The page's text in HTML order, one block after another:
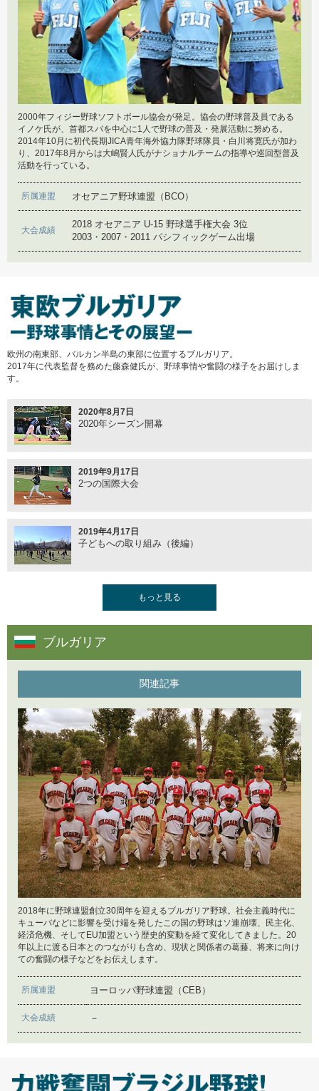
2019年5月22日
第2回ネパール全国野球大会2019
2019年5月4日
北海道ベースボールリーグ
2019年4月15日
国際大会へ、ネパールを応援する人々
2019年3月18日
侍ジャパンシリーズ2019 日本対メキシコ
2019年2月13日
国際交流活動との出会い
2019年1月9日
2018年11月5日
2018年10月26日
2018年9月5日
ネパールでのグラウンド建設
2018年7月2日
東京オリンピックへの道のり
2018年5月8日
PRESIDENTIAL CUP
2018年4月16日
新たなネパール代表チームの選考
日本の大学生との野球交流
2018年2月5日
パキスタン野球連盟カワール・シャー会長を偲ぶ
ネパール野球ソフトボール協会の奮闘
2017年12月6日
2019年1月28日
第2回「ナショナルチームの活動」
2018年12月7日
第1回「フィジー野球の現状」
2017年1月23日
第8回「フィジー野球の2年間を振り返って（後編）」
2016年11月28日
第7回「フィジー野球の2年間を振り返って（前編）」
第6回「第25回 世界少年野球大会 千葉大会～当日編
～」
2016年8月8日
第5回「第25回世界少年野球大会千葉大会～準備編
～」
第4回「コミュニティ地区での野球」
第3回「フィジーに恩返し」
第2回「道具にリスペクトを」
第1回「キャッチボール」
2000年フィジー野球ソフトボール協会が発足。協会の野球普及員である
イノケ氏が、首都スバを中心に1人で野球の普及・発展活動に努める。
2014年10月に初代長期JICA青年海外協力隊野球隊員・白川将寛氏が加わ
り、2017年8月からは大嶋賢人氏がナショナルチームの指導や巡回型普及
活動を行っている。
所属連盟 オセアニア野球連盟（BCO）
大会成績
2018 オセアニア U-15 野球選手権大会 3位
2003・2007・2011 パシフィックゲーム出場
欧州の南東部、バルカン半島の東部に位置するブルガリア。
2017年に代表監督を務めた藤森健氏が、野球事情や奮闘の様子をお届けしま
す。
2020年8月7日
2020年シーズン開幕
2019年9月17日
2つの国際大会
2019年4月17日
子どもへの取り組み（後編）
子どもへの取り組み（前編）
2018年12月18日
2018年シーズン終了
2018年10月12日
Baseball5 バルカンオープン
2018年7月25日
フェデレーションズカップ予選
2018年5月21日
ブルガリア野球と日本のつながり
2018年4月9日
2018年3月15日
ブルガリア野球の概要（前編）
ブルガリア基本情報
もっと見る
ブルガリア
関連記事
2018年に野球連盟創立30周年を迎えるブルガリア野球。社会主義時代に
キューバなどに影響を受け端を発したこの国の野球はソ連崩壊、民主化、
経済危機、そしてEU加盟という歴史的変動を経て変化してきました。20
年以上に渡る日本とのつながりも含め、現状と関係者の葛藤、将来に向け
ての奮闘の様子などをお伝えします。
所属連盟 ヨーロッパ野球連盟（CEB）
大会成績 －